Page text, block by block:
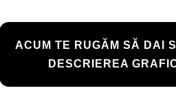
ACUM TE RUGĂM SĂ DAI
DESCRIEREA